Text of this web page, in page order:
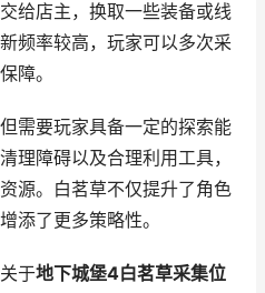
给店主，换取一些装备或线
频率较高，玩家可以多次采
障。
需要玩家具备一定的探索能
理障碍以及合理利用工具，
源。白茗草不仅提升了角色
添了更多策略性。
于地下城堡4白茗草采集位